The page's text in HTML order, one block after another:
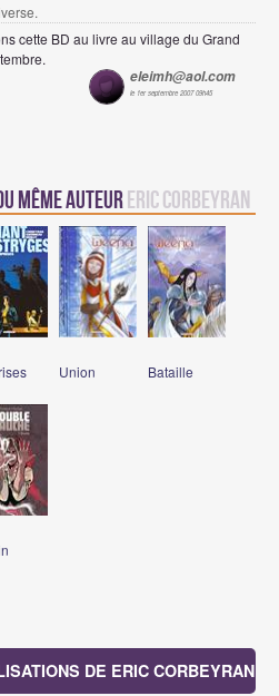
cette BD au livre au village du Grand
eleimh@aol.com
le 1er septembre 2007 09h45
même auteur Eric Corbeyran
Union Bataille
DE ERIC CORBEYRAN